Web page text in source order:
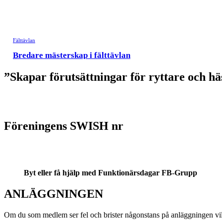
”Skapar förutsättningar för ryttare och
Föreningens SWISH nr
Byt eller få hjälp med Funktionärsdagar FB-Grupp
ANLÄGGNINGEN
Om du som medlem ser fel och brister någonstans på anläggningen